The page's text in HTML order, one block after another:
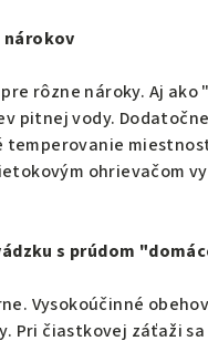
nárokov
rôzne nároky. Aj ako
pitnej vody.
ohrievačom
s prúdom
Vysokoúčinné
Pri čiastkovej záťaži